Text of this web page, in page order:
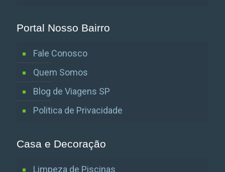
Portal Nosso Bairro
Fale Conosco
Quem Somos
Blog de Viagens SP
Politica de Privacidade
Casa e Decoração
Limpeza de Piscinas